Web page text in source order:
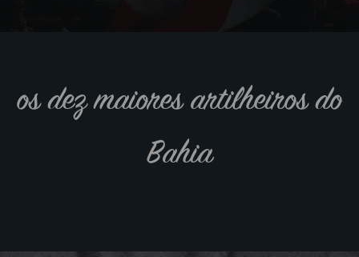
os dez maiores artilheiros do
Bahia